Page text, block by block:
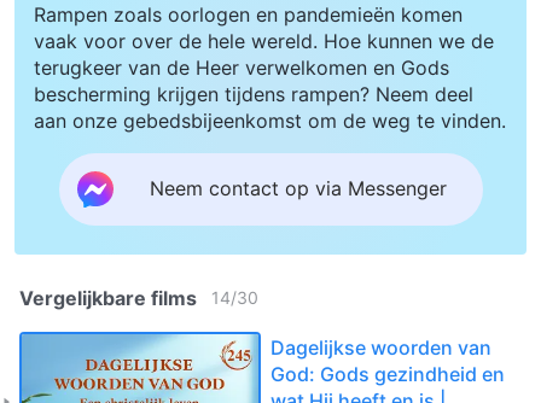
Rampen zoals oorlogen en pandemieën komen
vaak voor over de hele wereld. Hoe kunnen we de
terugkeer van de Heer verwelkomen en Gods
bescherming krijgen tijdens rampen? Neem deel
aan onze gebedsbijeenkomst om de weg te vinden.
Neem contact op via Messenger
Vergelijkbare films 14/30
Dagelijkse woorden van
God: Gods gezindheid en